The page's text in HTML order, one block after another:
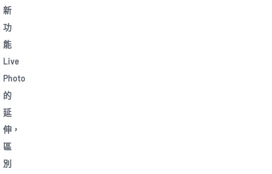
新
功
能
Live
Photo
的
延
伸，
區
別